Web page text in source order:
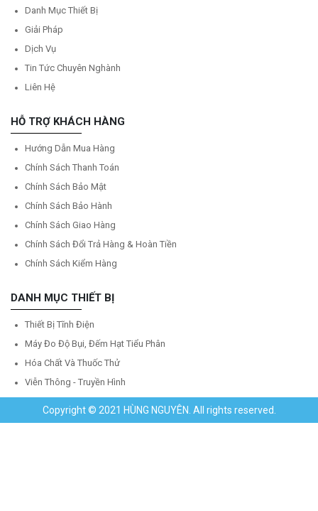
Danh Mục Thiết Bị
Giải Pháp
Dịch Vụ
Tin Tức Chuyên Nghành
Liên Hệ
HỖ TRỢ KHÁCH HÀNG
Hướng Dẫn Mua Hàng
Chính Sách Thanh Toán
Chính Sách Bảo Mật
Chính Sách Bảo Hành
Chính Sách Giao Hàng
Chính Sách Đổi Trả Hàng & Hoàn Tiền
Chính Sách Kiểm Hàng
DANH MỤC THIẾT BỊ
Thiết Bị Tĩnh Điện
Máy Đo Độ Bụi, Đếm Hạt Tiểu Phân
Hóa Chất Và Thuốc Thử
Viễn Thông - Truyền Hình
Copyright © 2021 HÙNG NGUYÊN. All rights reserved.